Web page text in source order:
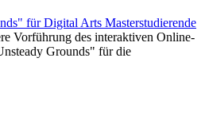
für Digital Arts Masterstudierende
Vorführung des interaktiven Online-
Grounds" für die